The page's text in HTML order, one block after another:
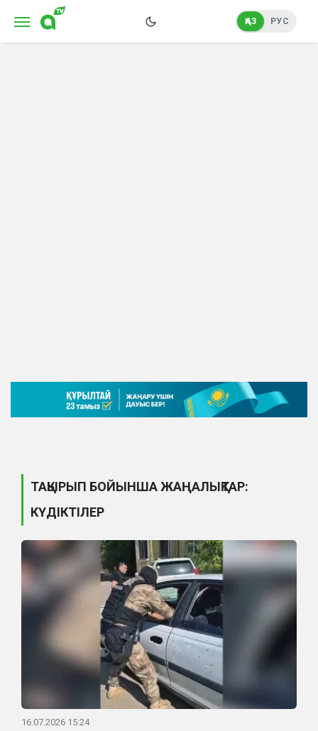
ҚАЗ РУС
ТАҚЫРЫП БОЙЫНША ЖАҢАЛЫҚТАР:
КҮДІКТІЛЕР
16.07.2026 15:24